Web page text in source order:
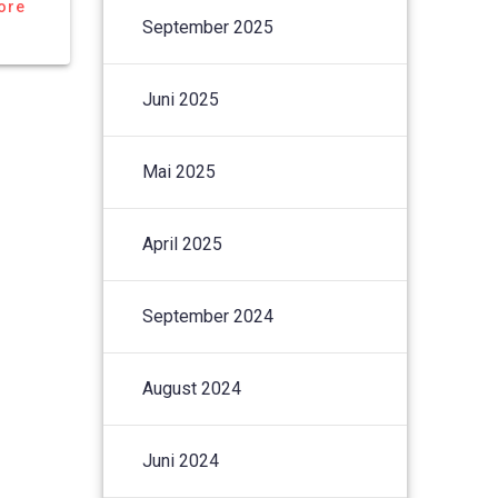
September 2025
Juni 2025
Mai 2025
April 2025
September 2024
August 2024
Juni 2024